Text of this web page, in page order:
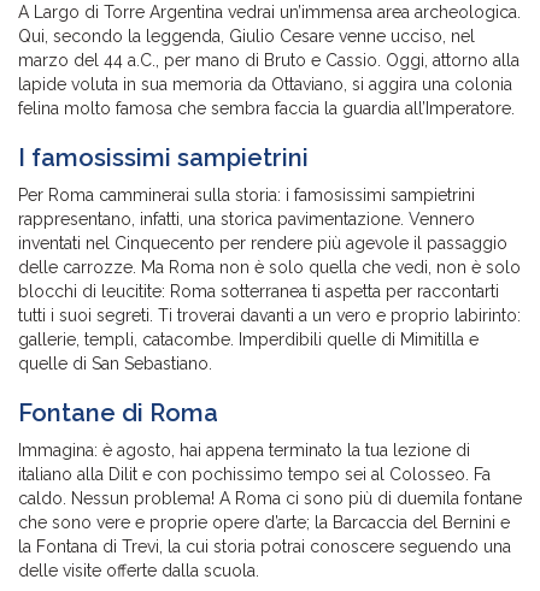
A Largo di Torre Argentina vedrai un’immensa area archeologica.
Qui, secondo la leggenda, Giulio Cesare venne ucciso, nel
marzo del 44 a.C., per mano di Bruto e Cassio. Oggi, attorno alla
lapide voluta in sua memoria da Ottaviano, si aggira una colonia
felina molto famosa che sembra faccia la guardia all’Imperatore.
I famosissimi sampietrini
Per Roma camminerai sulla storia: i famosissimi sampietrini
rappresentano, infatti, una storica pavimentazione. Vennero
inventati nel Cinquecento per rendere più agevole il passaggio
delle carrozze. Ma Roma non è solo quella che vedi, non è solo
blocchi di leucitite: Roma sotterranea ti aspetta per raccontarti
tutti i suoi segreti. Ti troverai davanti a un vero e proprio labirinto:
gallerie, templi, catacombe. Imperdibili quelle di Mimitilla e
quelle di San Sebastiano.
Fontane di Roma
Immagina: è agosto, hai appena terminato la tua lezione di
italiano alla Dilit e con pochissimo tempo sei al Colosseo. Fa
caldo. Nessun problema! A Roma ci sono più di duemila fontane
che sono vere e proprie opere d’arte; la Barcaccia del Bernini e
la Fontana di Trevi, la cui storia potrai conoscere seguendo una
delle visite offerte dalla scuola.